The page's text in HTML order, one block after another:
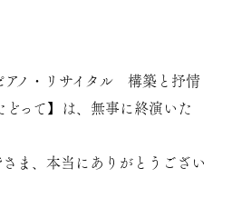
アノ・リサイタル 構築と抒情
って】は、無事に終演いた
ま、本当にありがとうござい